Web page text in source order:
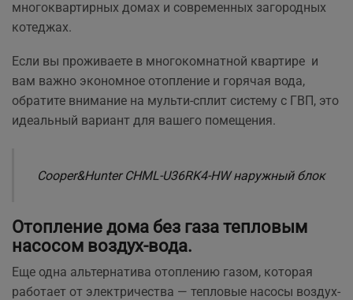
многоквартирных домах и современных загородных
котеджах.
Если вы проживаете в многокомнатной квартире и
вам важно экономное отопление и горячая вода,
обратите внимание на мульти-сплит систему с ГВП, это
идеальный вариант для вашего помещения.
Cooper&Hunter CHML-U36RK4-HW наружный блок
Отопление дома без газа тепловым
насосом воздух-вода.
Еще одна альтернатива отоплению газом, которая
работает от электричества — тепловые насосы воздух-